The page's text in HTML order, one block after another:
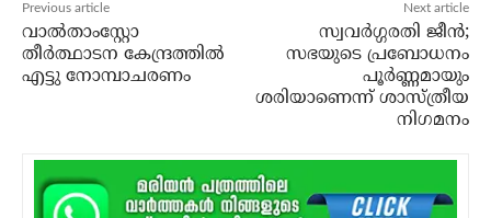
Previous article
വാല്‍താംസ്റ്റോ
തീര്‍ത്ഥാടന കേന്ദ്രത്തില്‍
എട്ടു നോമ്പാചരണം
Next article
സ്വവര്‍ഗ്ഗരതി ജീന്‍;
സഭയുടെ പ്രബോധനം
പൂര്‍ണ്ണമായും
ശരിയാണെന്ന് ശാസ്ത്രീയ
നിഗമനം